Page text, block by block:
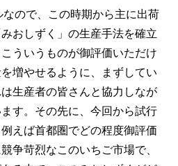
ので、この時期から主に出荷
おしずく」の生産手法を確立
ういうものが御評価いただけ
増やせるように、まずしてい
生産者の皆さんと協力しなが
す。その先に、今回から試行
えば首都圏でどの程度御評価
争苛烈なこのいちご市場で、